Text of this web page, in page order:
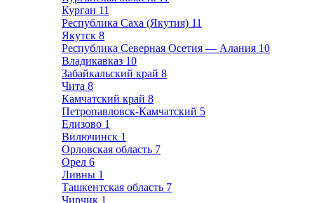
Курган 11
Республика Саха (Якутия) 11
Якутск 8
Республика Северная Осетия — Алания 10
Владикавказ 10
Забайкальский край 8
Чита 8
Камчатский край 8
Петропавловск-Камчатский 5
Елизово 1
Вилючинск 1
Орловская область 7
Орел 6
Ливны 1
Ташкентская область 7
Чирчик 1